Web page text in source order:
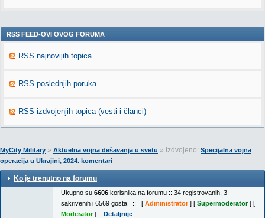
RSS FEED-OVI OVOG FORUMA
RSS najnovijih topica
RSS poslednjih poruka
RSS izdvojenjih topica (vesti i članci)
MyCity Military » Aktuelna vojna dešavanja u svetu » Izdvojeno: Specijalna vojna
operacija u Ukrajini, 2024. komentari
Ko je trenutno na forumu
Ukupno su 6606 korisnika na forumu :: 34 registrovanih, 3
sakrivenih i 6569 gosta :: [ Administrator] [ Supermoderator] [
Moderator] :: Detaljnije